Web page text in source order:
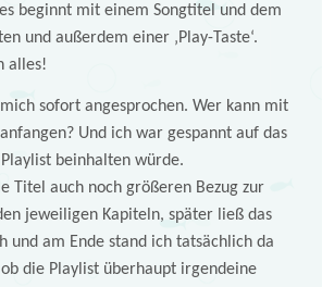
beginnt mit einem Songtitel und dem
und außerdem einer ‚Play-Taste‘.
alles!
sofort angesprochen. Wer kann mit
Und ich war gespannt auf das
beinhalten würde.
Titel auch noch größeren Bezug zur
jeweiligen Kapiteln, später ließ das
und am Ende stand ich tatsächlich da
die Playlist überhaupt irgendeine